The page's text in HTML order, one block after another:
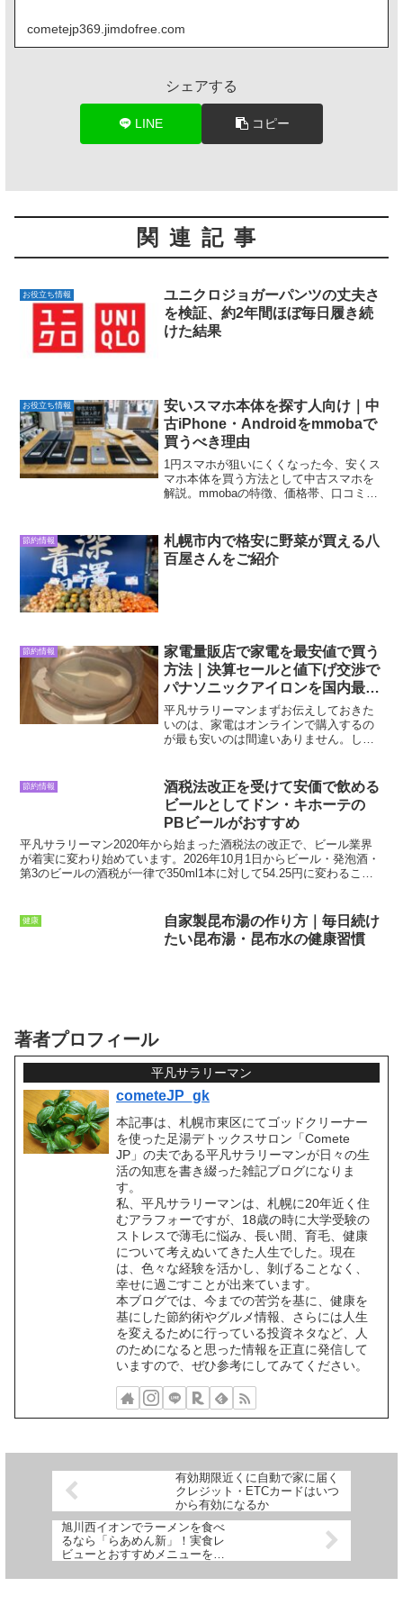
cometejp369.jimdofree.com
シェアする
LINE コピー
関連記事
お役立ち情報
ユニクロジョガーパンツの丈夫さ
を検証、約2年間ほぼ毎日履き続
けた結果
お役立ち情報
安いスマホ本体を探す人向け｜中
古iPhone・Androidをmmobaで
買うべき理由
1円スマホが狙いにくくなった今、安くス
マホ本体を買う方法として中古スマホを
解説。mmobaの特徴、価格帯、口コミ、
すくまとめます。
節約情報
札幌市内で格安に野菜が買える八
百屋さんをご紹介
節約情報
家電量販店で家電を最安値で買う
方法｜決算セールと値下げ交渉で
パナソニックアイロンを国内最安
値購入
平凡サラリーマンまずお伝えしておきた
いのは、家電はオンラインで購入するの
が最も安いのは間違いありません。しか
と店頭価格はあまり変わらない場合が多
いです。その最新モデルを...
節約情報
酒税法改正を受けて安価で飲める
ビールとしてドン・キホーテの
PBビールがおすすめ
平凡サラリーマン2020年から始まった酒税法の改正で、ビール業界
が着実に変わり始めています。2026年10月1日からビール・発泡酒・
第3のビールの酒税が一律で350ml1本に対して54.25円に変わること
健康
自家製昆布湯の作り方｜毎日続け
たい昆布湯・昆布水の健康習慣
著者プロフィール
平凡サラリーマン
cometeJP_gk
本記事は、札幌市東区にてゴッドクリーナー
を使った足湯デトックスサロン「Comete
JP」の夫である平凡サラリーマンが日々の生
活の知恵を書き綴った雑記ブログになりま
す。
私、平凡サラリーマンは、札幌に20年近く住
むアラフォーですが、18歳の時に大学受験の
ストレスで薄毛に悩み、長い間、育毛、健康
について考えぬいてきた人生でした。現在
は、色々な経験を活かし、剝げることなく、
幸せに過ごすことが出来ています。
本ブログでは、今までの苦労を基に、健康を
基にした節約術やグルメ情報、さらには人生
を変えるために行っている投資ネタなど、人
のためになると思った情報を正直に発信して
いますので、ぜひ参考にしてみてください。
有効期限近くに自動で家に届く
クレジット・ETCカードはいつ
から有効になるか
旭川西イオンでラーメンを食べ
るなら「らあめん新」！実食レ
ビューとおすすめメニューを紹